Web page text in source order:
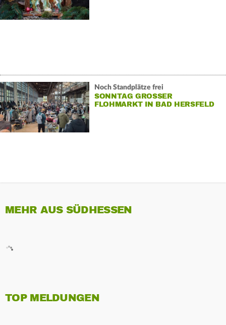
Noch Standplätze frei
SONNTAG GROSSER F
LOHMARKT IN BAD HERSFELD
MEHR AUS SÜDHESSEN
TOP MELDUNGEN